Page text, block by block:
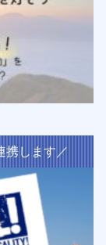
携します／